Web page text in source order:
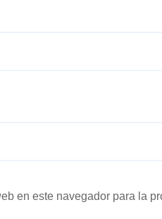
en este navegador para la